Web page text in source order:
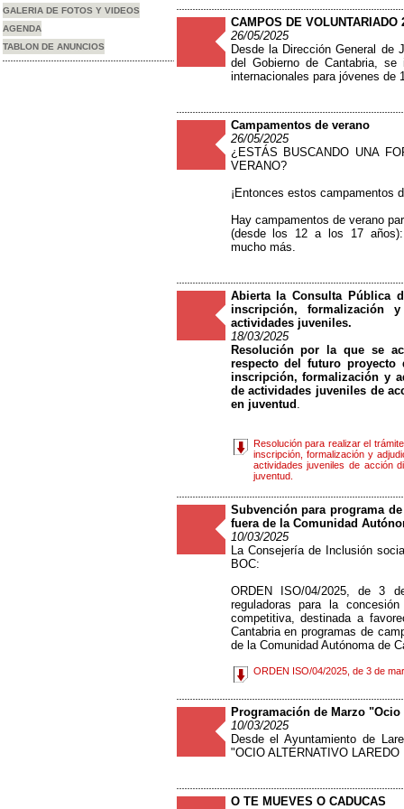
GALERIA DE FOTOS Y VIDEOS
AGENDA
TABLON DE ANUNCIOS
CAMPOS DE VOLUNTARIADO
26/05/2025
Desde la Dirección General de
del Gobierno de Cantabria, se
internacionales para jóvenes de
Campamentos de verano
26/05/2025
¿ESTÁS BUSCANDO UNA
VERANO?
¡Entonces estos campamentos
Hay campamentos de verano
(desde los 12 a los 17
mucho más.
Abierta la Consulta Pública
inscripción, formalización
actividades juveniles.
18/03/2025
Resolución por la que se
respecto del futuro
inscripción, formalización y
de actividades juveniles de
en juventud .
Resolución para realizar el
inscripción, formalización y
actividades juveniles de acción
juventud.
Subvención para programa
fuera de la Comunidad
10/03/2025
La Consejería de Inclusión
BOC:
ORDEN ISO/04/2025, de 3
reguladoras para la
competitiva, destinada a
Cantabria en programas de
de la Comunidad Autónoma de
ORDEN ISO/04/2025, de 3 de
Programación de Marzo
10/03/2025
Desde el Ayuntamiento de
"OCIO ALTERNATIVO LAREDO
O TE MUEVES O CADUCAS